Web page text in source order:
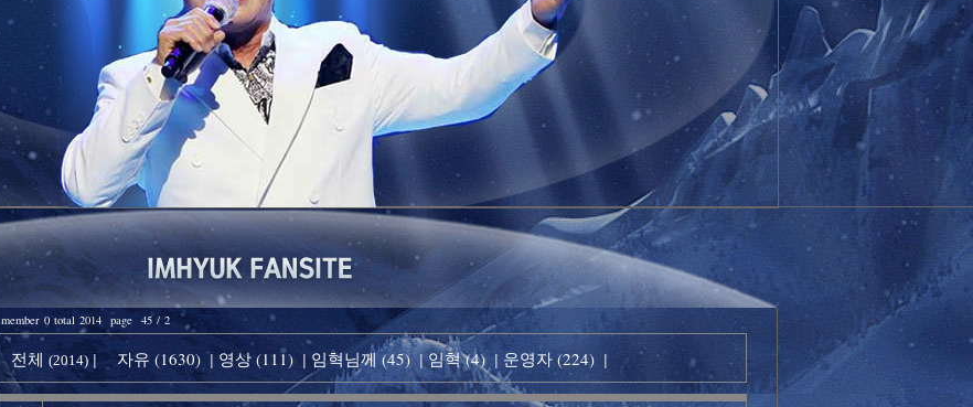
member 0 total 2014 page 45 / 2
전체 (2014)| 자유 (1630) | 영상 (111) | 임혁님께 (45) | 임혁 (4) | 운영자 (224) |